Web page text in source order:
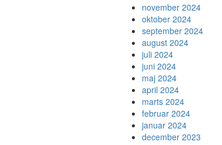
november 2024
oktober 2024
september 2024
august 2024
juli 2024
juni 2024
maj 2024
april 2024
marts 2024
februar 2024
januar 2024
december 2023